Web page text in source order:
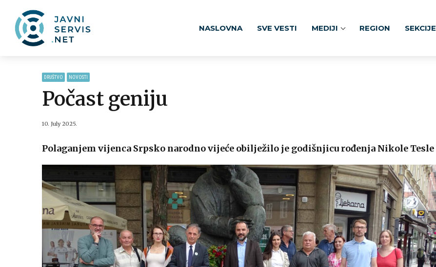
NASLOVNA SVE VESTI MEDIJI REGION SEKCIJE
DRUŠTVO NOVOSTI
Počast geniju
10. July 2025.
Polaganjem vijenca Srpsko narodno vijeće obilježilo je godišnjicu rođenja Nikole Tesle